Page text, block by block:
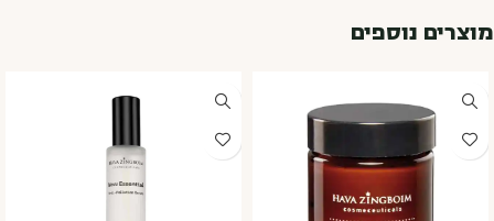
מוצרים נוספים